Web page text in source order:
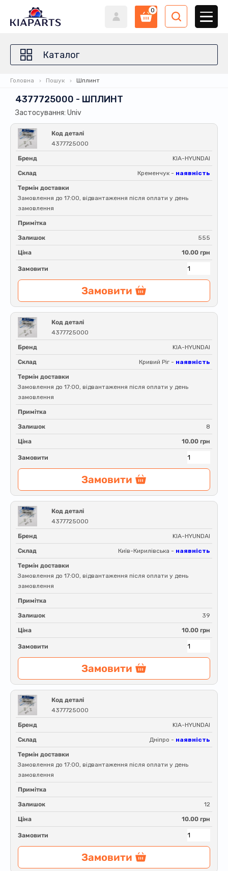
0
Каталог
Головна Пошук Шплинт
4377725000 - ШПЛИНТ
Застосування: Univ
Код деталі
4377725000
Бренд KIA-HYUNDAI
Склад Кременчук - наявність
Термін доставки
Замовлення до 17:00, відвантаження після оплати у день
замовлення
Примітка
Залишок 555
Ціна 10.00 грн
Замовити
Замовити
Код деталі
4377725000
Бренд KIA-HYUNDAI
Склад Кривий Ріг - наявність
Термін доставки
Замовлення до 17:00, відвантаження після оплати у день
замовлення
Примітка
Залишок 8
Ціна 10.00 грн
Замовити
Замовити
Код деталі
4377725000
Бренд KIA-HYUNDAI
Склад Київ-Кирилівська - наявність
Термін доставки
Замовлення до 17:00, відвантаження після оплати у день
замовлення
Примітка
Залишок 39
Ціна 10.00 грн
Замовити
Замовити
Код деталі
4377725000
Бренд KIA-HYUNDAI
Склад Дніпро - наявність
Термін доставки
Замовлення до 17:00, відвантаження після оплати у день
замовлення
Примітка
Залишок 12
Ціна 10.00 грн
Замовити
Замовити